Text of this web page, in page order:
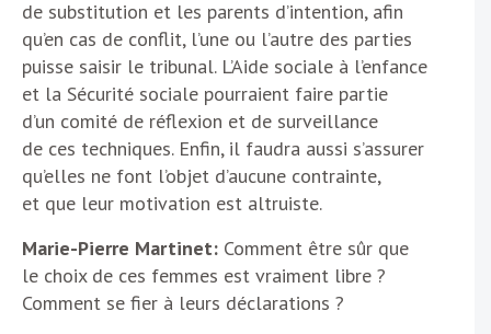
de substitution et les parents d’intention, afin
qu’en cas de conflit, l’une ou l’autre des parties
puisse saisir le tribunal. L’Aide sociale à l’enfance
et la Sécurité sociale pourraient faire partie
d’un comité de réflexion et de surveillance
de ces techniques. Enfin, il faudra aussi s’assurer
qu’elles ne font l’objet d’aucune contrainte,
et que leur motivation est altruiste.
Marie-Pierre Martinet: Comment être sûr que
le choix de ces femmes est vraiment libre ?
Comment se fier à leurs déclarations ?